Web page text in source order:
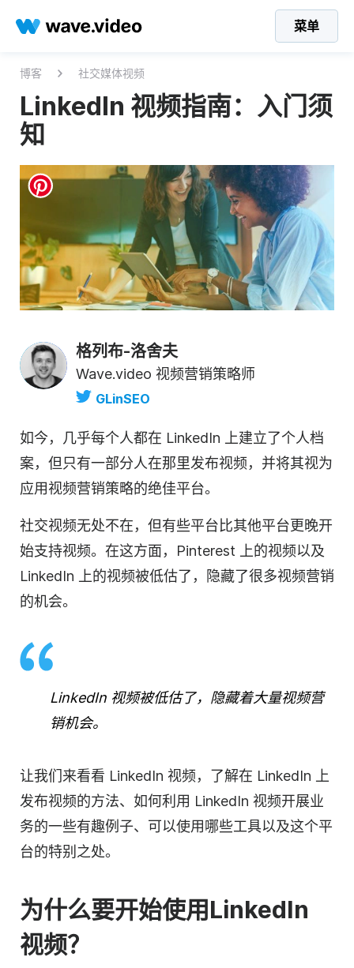
菜单
博客 社交媒体视频
LinkedIn 视频指南：入门须
知
格列布-洛舍夫
Wave.video 视频营销策略师
GLinSEO
如今，几乎每个人都在 LinkedIn 上建立了个人档
案，但只有一部分人在那里发布视频，并将其视为
应用视频营销策略的绝佳平台。
社交视频无处不在，但有些平台比其他平台更晚开
始支持视频。在这方面，Pinterest 上的视频以及
LinkedIn 上的视频被低估了，隐藏了很多视频营销
的机会。
LinkedIn 视频被低估了，隐藏着大量视频营
销机会。
让我们来看看 LinkedIn 视频，了解在 LinkedIn 上
发布视频的方法、如何利用 LinkedIn 视频开展业
务的一些有趣例子、可以使用哪些工具以及这个平
台的特别之处。
为什么要开始使用LinkedIn
视频？